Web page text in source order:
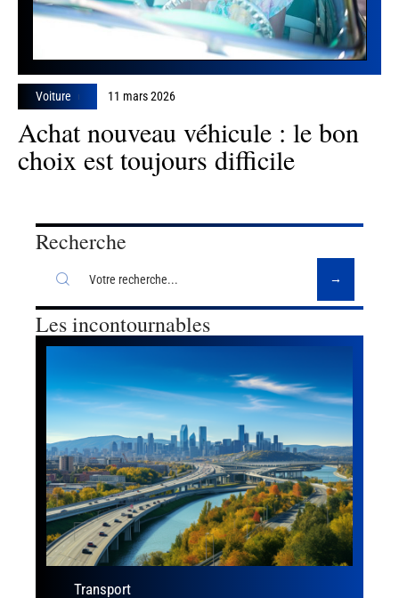
Voiture 11 mars 2026
Achat nouveau véhicule : le bon
choix est toujours difficile
Recherche
Les incontournables
Transport